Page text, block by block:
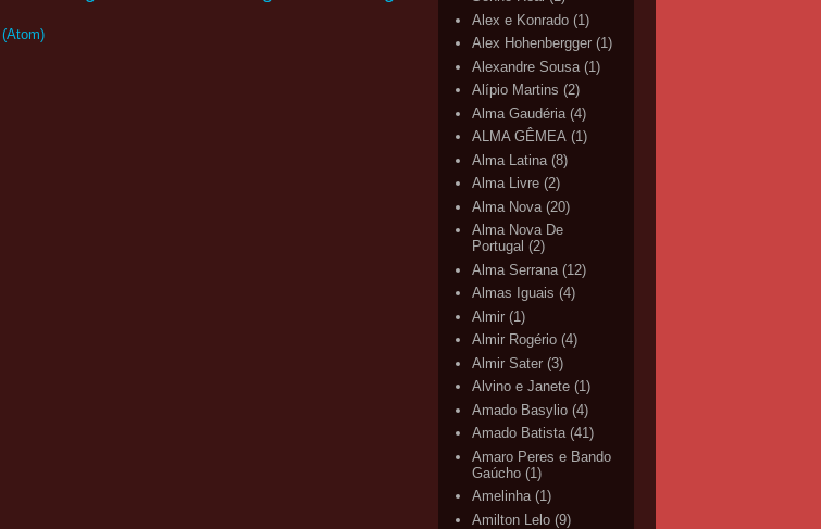
Alex e Konrado (1)
Alex Hohenbergger (1)
Alexandre Sousa (1)
Alípio Martins (2)
Alma Gaudéria (4)
ALMA GÊMEA (1)
Alma Latina (8)
Alma Livre (2)
Alma Nova (20)
Alma Nova De
Portugal (2)
Alma Serrana (12)
Almas Iguais (4)
Almir (1)
Almir Rogério (4)
Almir Sater (3)
Alvino e Janete (1)
Amado Basylio (4)
Amado Batista (41)
Amaro Peres e Bando
Gaúcho (1)
Amelinha (1)
Amilton Lelo (9)